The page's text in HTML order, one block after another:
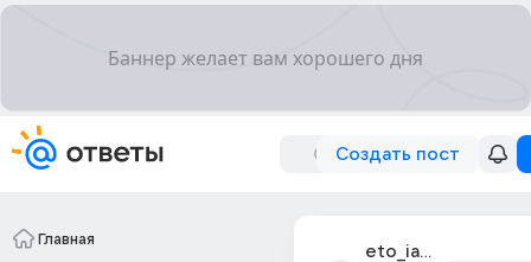
Создать пост
Главная
eto_ia_485